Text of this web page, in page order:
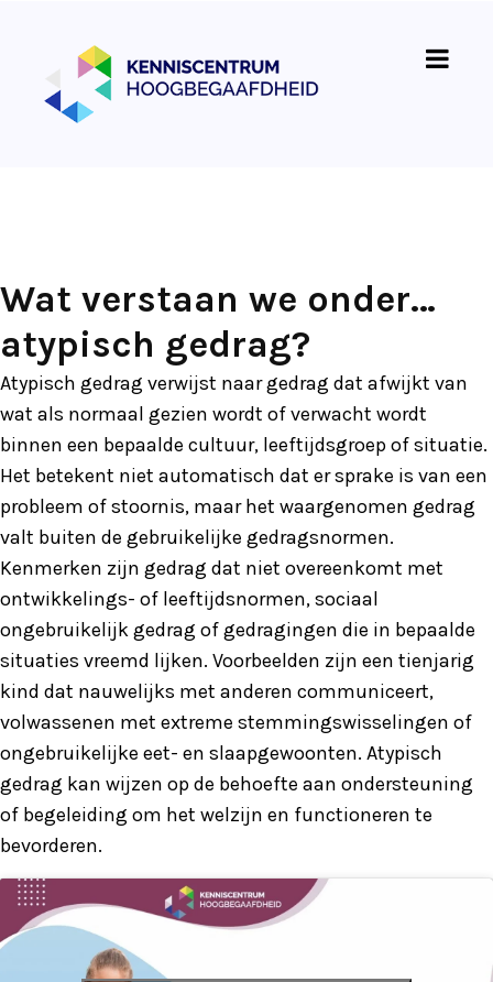
Wat verstaan we onder…
atypisch gedrag?
Atypisch gedrag verwijst naar gedrag dat afwijkt van
wat als normaal gezien wordt of verwacht wordt
binnen een bepaalde cultuur, leeftijdsgroep of situatie.
Het betekent niet automatisch dat er sprake is van een
probleem of stoornis, maar het waargenomen gedrag
valt buiten de gebruikelijke gedragsnormen.
Kenmerken zijn gedrag dat niet overeenkomt met
ontwikkelings- of leeftijdsnormen, sociaal
ongebruikelijk gedrag of gedragingen die in bepaalde
situaties vreemd lijken. Voorbeelden zijn een tienjarig
kind dat nauwelijks met anderen communiceert,
volwassenen met extreme stemmingswisselingen of
ongebruikelijke eet- en slaapgewoonten. Atypisch
gedrag kan wijzen op de behoefte aan ondersteuning
of begeleiding om het welzijn en functioneren te
bevorderen.